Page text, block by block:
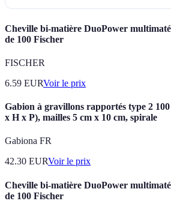
Cheville bi-matière DuoPower
de 100 Fischer
FISCHER
6.59 EURVoir le prix
Gabion à gravillons rapportés type 2
x H x P), mailles 5 cm x 10 cm, spirale
Gabiona FR
42.30 EURVoir le prix
Cheville bi-matière DuoPower
de 100 Fischer